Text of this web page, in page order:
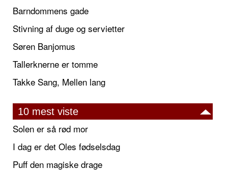
Barndommens gade
Stivning af duge og servietter
Søren Banjomus
Tallerknerne er tomme
Takke Sang, Mellen lang
10 mest viste
Solen er så rød mor
I dag er det Oles fødselsdag
Puff den magiske drage